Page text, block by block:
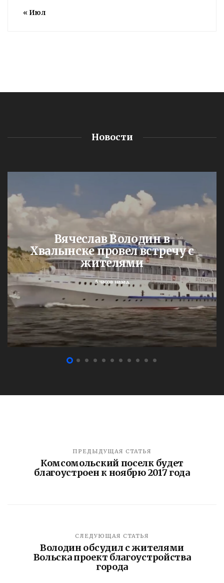
« Июл
Новости
Вячеслав Володин в
Хвалынске провел встречу с
жителями
5 часов назад
ПРЕДЫДУЩАЯ СТАТЬЯ
Комсомольский поселк будет
благоустроен к ноябрю 2017 года
СЛЕДУЮЩАЯ СТАТЬЯ
Володин обсудил с жителями
Вольска проект благоустройства
города